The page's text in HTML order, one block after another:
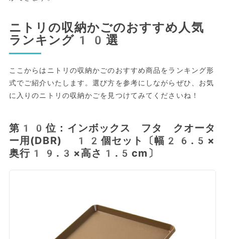
ニトリの収納かごのおすすめ人気
ランキング10選
ここからはニトリの収納かごのおすすめ商品をランキング形
式でご紹介いたします。選び方を参考にしながらぜひ、お気
に入りのニトリの収納かごを見つけてみてくださいね！
第10位：インボックス フタ クオータ
ー用(DBR) 12個セット〔幅26.5×
奥行19.3×高さ1.5cm〕